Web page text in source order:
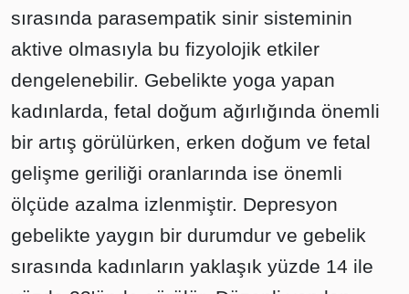
sırasında parasempatik sinir sisteminin
aktive olmasıyla bu fizyolojik etkiler
dengelenebilir. Gebelikte yoga yapan
kadınlarda, fetal doğum ağırlığında önemli
bir artış görülürken, erken doğum ve fetal
gelişme geriliği oranlarında ise önemli
ölçüde azalma izlenmiştir. Depresyon
gebelikte yaygın bir durumdur ve gebelik
sırasında kadınların yaklaşık yüzde 14 ile